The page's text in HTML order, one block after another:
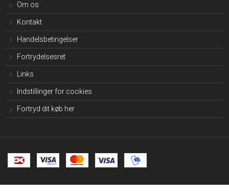
Om os
Kontakt
Handelsbetingelser
Fortrydelsesret
Links
Indstillinger for cookies
Fortryd dit køb her